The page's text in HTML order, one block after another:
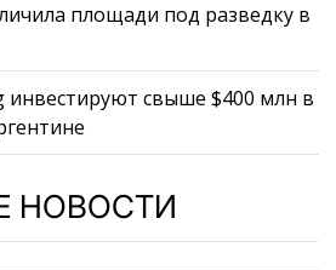
площади под разведку в
инвестируют свыше $400 млн в
НОВОСТИ